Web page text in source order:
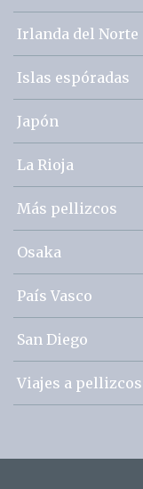
Irlanda del Norte
Islas espóradas
Japón
La Rioja
Más pellizcos
Osaka
País Vasco
San Diego
Viajes a pellizcos